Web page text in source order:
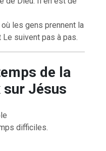
les gens prennent la
suivent pas à pas.
de la
Jésus
difficiles.